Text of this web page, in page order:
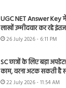
UGC NET Answer Key
लाखों उम्मीदवार कर रहे
26 July 2026 - 6:11 PM
SC छात्रों के लिए बड़ा
काम, वरना अटक सकती है
22 July 2026 - 11:54 AM